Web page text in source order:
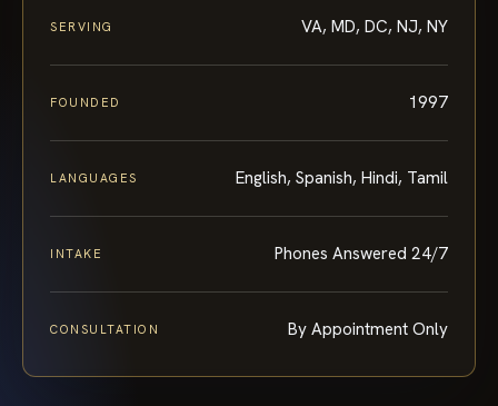
SERVING VA, MD, DC, NJ, NY
FOUNDED 1997
LANGUAGES English, Spanish, Hindi, Tamil
INTAKE Phones Answered 24/7
CONSULTATION By Appointment Only